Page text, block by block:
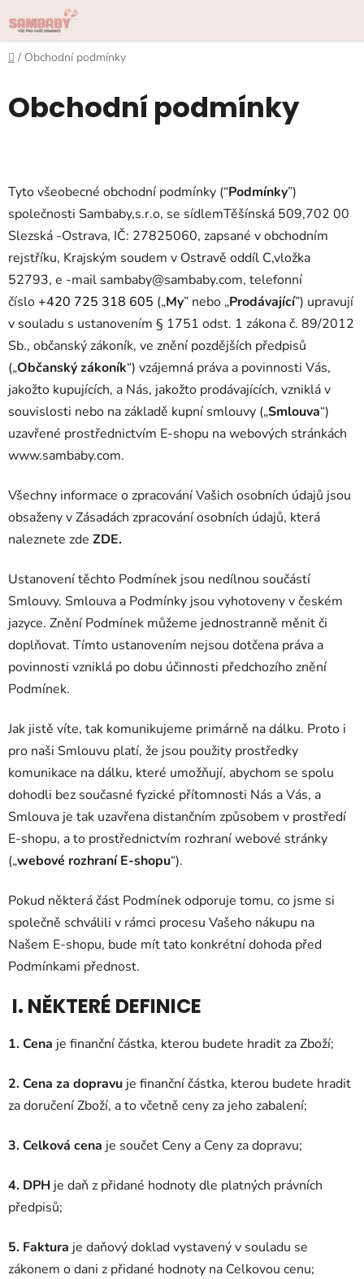
na
obsah
Domů
/ Obchodní podmínky
Obchodní podmínky
Tyto všeobecné obchodní podmínky (“Podmínky”)
společnosti Sambaby,s.r.o, se sídlemTěšínská 509,702 00
Slezská -Ostrava, IČ: 27825060, zapsané v obchodním
rejstříku, Krajským soudem v Ostravě oddíl C,vložka
52793, e -mail sambaby@sambaby.com, telefonní
číslo+420 725 318 605 („My” nebo „Prodávající”) upravují
v souladu s ustanovením § 1751 odst. 1 zákona č. 89/2012
Sb., občanský zákoník, ve znění pozdějších předpisů
(„Občanský zákoník“) vzájemná práva a povinnosti Vás,
jakožto kupujících, a Nás, jakožto prodávajících, vzniklá v
souvislosti nebo na základě kupní smlouvy („Smlouva“)
uzavřené prostřednictvím E-shopu na webových stránkách
www.sambaby.com.
Všechny informace o zpracování Vašich osobních údajů jsou
obsaženy v Zásadách zpracování osobních údajů, která
naleznete zde ZDE.
Ustanovení těchto Podmínek jsou nedílnou součástí
Smlouvy. Smlouva a Podmínky jsou vyhotoveny v českém
jazyce. Znění Podmínek můžeme jednostranně měnit či
doplňovat. Tímto ustanovením nejsou dotčena práva a
povinnosti vzniklá po dobu účinnosti předchozího znění
Podmínek.
Jak jistě víte, tak komunikujeme primárně na dálku. Proto i
pro naši Smlouvu platí, že jsou použity prostředky
komunikace na dálku, které umožňují, abychom se spolu
dohodli bez současné fyzické přítomnosti Nás a Vás, a
Smlouva je tak uzavřena distančním způsobem v prostředí
E-shopu, a to prostřednictvím rozhraní webové stránky
(„webové rozhraní E-shopu“).
Pokud některá část Podmínek odporuje tomu, co jsme si
společně schválili v rámci procesu Vašeho nákupu na
Našem E-shopu, bude mít tato konkrétní dohoda před
Podmínkami přednost.
I. NĚKTERÉ DEFINICE
1. Cena je finanční částka, kterou budete hradit za Zboží;
2. Cena za dopravu je finanční částka, kterou budete hradit
za doručení Zboží, a to včetně ceny za jeho zabalení;
3. Celková cena je součet Ceny a Ceny za dopravu;
4. DPH je daň z přidané hodnoty dle platných právních
předpisů;
5. Faktura je daňový doklad vystavený v souladu se
zákonem o dani z přidané hodnoty na Celkovou cenu;